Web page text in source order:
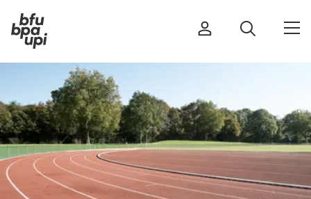
Strasse & Verkehr
Sport & Bewegung
Zuhause & Garten
Gebäude & Anlagen